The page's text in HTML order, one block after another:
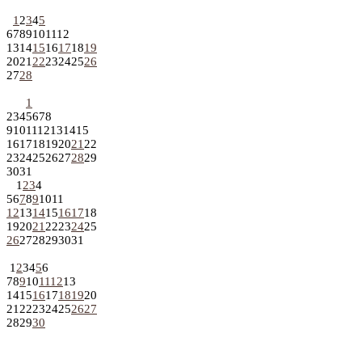
1 2345
6789101112
13141516171819
2021 2223242526
2728
1
2345678
9101112131415
161718192021 22
23242526272829
3031
1 234
567891011
12131415161718
192021 22232425
262728293031
1 23456
78910111213
14151617181920
21 222324252627
282930